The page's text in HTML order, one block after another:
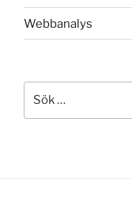
Webbanalys
efter: